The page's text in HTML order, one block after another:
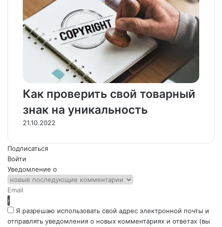
Как проверить свой товарный
знак на уникальность
21.10.2022
Подписаться
Войти
Уведомление о
Я разрешаю использовать свой адрес электронной почты и
отправлять уведомления о новых комментариях и ответах (вы